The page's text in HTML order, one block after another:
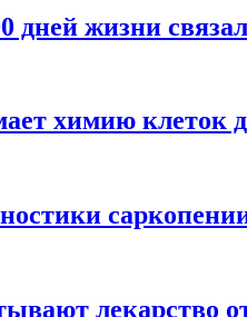
дней жизни
химию клеток
лекарство